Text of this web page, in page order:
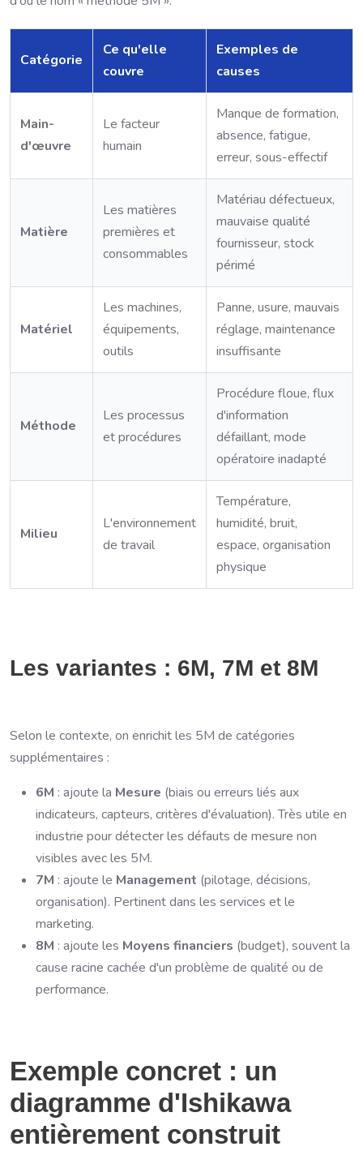
Catégorie
Ce qu'elle
couvre
Exemples de
causes
Main-
d'œuvre
Le facteur
humain
Manque de formation,
absence, fatigue,
erreur, sous-effectif
Matière
Les matières
premières et
consommables
Matériau défectueux,
mauvaise qualité
fournisseur, stock
périmé
Matériel
Les machines,
équipements,
outils
Panne, usure, mauvais
réglage, maintenance
insuffisante
Méthode
Les processus
et procédures
Procédure floue, flux
d'information
défaillant, mode
opératoire inadapté
Milieu
L'environnement
de travail
Température,
humidité, bruit,
espace, organisation
physique
Les variantes : 6M, 7M et 8M
Selon le contexte, on enrichit les 5M de catégories
supplémentaires :
6M : ajoute la Mesure (biais ou erreurs liés aux
indicateurs, capteurs, critères d'évaluation). Très utile en
industrie pour détecter les défauts de mesure non
visibles avec les 5M.
7M : ajoute le Management (pilotage, décisions,
organisation). Pertinent dans les services et le
marketing.
8M : ajoute les Moyens financiers (budget), souvent la
cause racine cachée d'un problème de qualité ou de
performance.
Exemple concret : un
diagramme d'Ishikawa
entièrement construit